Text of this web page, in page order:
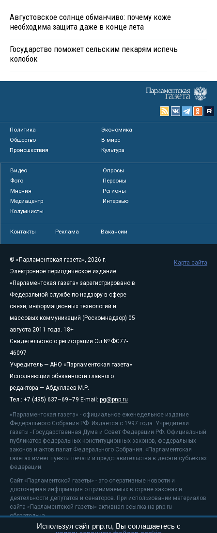
Августовское солнце обманчиво: почему коже
необходима защита даже в конце лета
Государство поможет сельским пекарям испечь
колобок
Политика
Экономика
Общество
В мире
Происшествия
Культура
Видео
Опросы
Фото
Персоны
Мнения
Регионы
Медиацентр
Интервью
Колумнисты
Контакты Реклама Вакансии
© «Парламентская газета», 2026 г.
Электронное периодическое издание
«Парламентская газета» зарегистрировано в
Федеральной службе по надзору в сфере
связи, информационных технологий и
массовых коммуникаций (Роскомнадзор) 05
августа 2011 года. 18+
Свидетельство о регистрации Эл № ФС77-
46097
Учредитель — АНО «Парламентская газета»
Исполняющий обязанности главного
редактора — Абдуллаев М.Р.
Тел.: +7 (495) 637–69–79 E-mail: pg@pnp.ru
«Парламентская газета» - официальное еженедельное издание
Федерального Собрания РФ. Издается с 1997 года. Учредители
газеты - Государственная Дума и Совет Федерации РФ. Официальный
публикатор федеральных конституционных законов, федеральных
законов и актов палат Федерального Собрания. «Парламентская
газета» имеет пункты печати и представительства в десяти субъектах
федерации.
Сайт «Парламентской газеты» - это оперативные новости и
достоверная информация о принимаемых в стране законах и
деятельности депутатов и сенаторов. При использовании материалов
сайта «Парламентской газеты» активная ссылка на pnp.ru
обязательна.
На информационном ресурсе применяютсярекомендательные
Карта сайта
Используя сайт pnp.ru, Вы соглашаетесь с